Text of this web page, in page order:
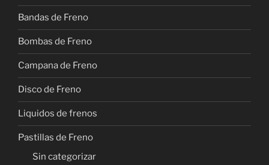
Bandas de Freno
Bombas de Freno
Campana de Freno
Disco de Freno
Liquidos de frenos
Pastillas de Freno
Sin categorizar